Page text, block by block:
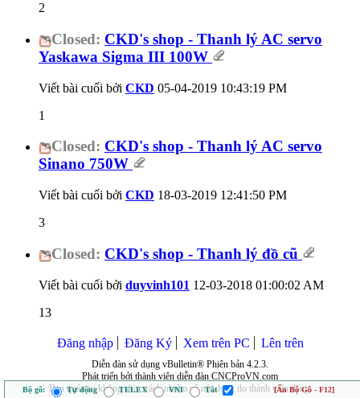
2
Closed: CKD's shop - Thanh lý AC servo
Yaskawa Sigma III 100W
Viết bài cuối bởi CKD 05-04-2019 10:43:19 PM
1
Closed: CKD's shop - Thanh lý AC servo
Sinano 750W
Viết bài cuối bởi CKD 18-03-2019 12:41:50 PM
3
Closed: CKD's shop - Thanh lý đồ cũ
Viết bài cuối bởi duyvinh101 12-03-2018 01:00:02 AM
13
Đăng nhập Đăng Ký Xem trên PC Lên trên
Diễn đàn sử dụng vBulletin® Phiên bản 4.2.3.
Phát triển bởi thành viên diễn đàn CNCProVN.com
Ban quản trị không chịu trách nhiệm về nội dung do thành viên đăng.
Bộ gõ: Tự động TELEX VNI Tắt [Ẩn Bộ Gõ - F12]